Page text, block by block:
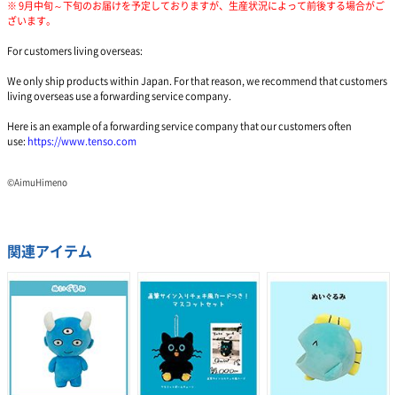
※ 9月中旬～下旬のお届けを予定しておりますが、生産状況によって前後する場合がご
ざいます。
For customers living overseas:
We only ship products within Japan. For that reason, we recommend that customers
living overseas use a forwarding service company.
Here is an example of a forwarding service company that our customers often
use: https://www.tenso.com
©AimuHimeno
関連アイテム